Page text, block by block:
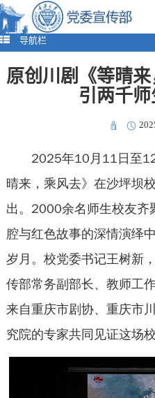
导航栏
原创川剧《等晴
引两千
2025年10月11日至
晴来，乘风去》在沙坪坝
出。2000余名师生校友齐
腔与红色故事的深情演绎
岁月。校党委书记王树新
传部常务副部长、教师工
来自重庆市剧协、重庆市
究院的专家共同见证这场校